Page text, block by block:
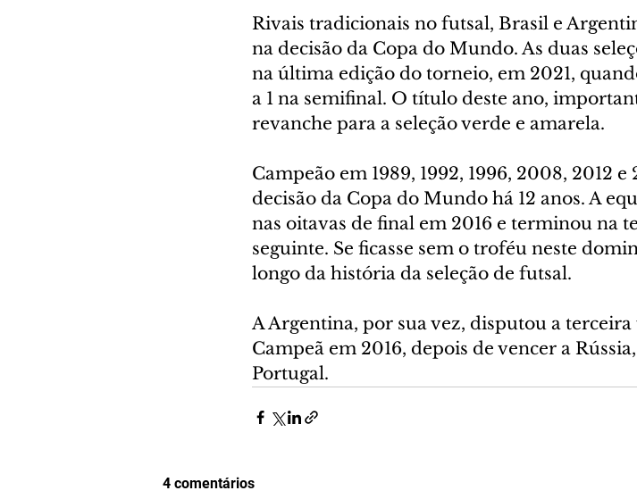
Rivais tradicionais no futsal, Brasil e
na decisão da Copa do Mundo. As duas
na última edição do torneio, em 2021,
a 1 na semifinal. O título deste ano,
revanche para a seleção verde e amarela.
Campeão em 1989, 1992, 1996, 2008, 2012
decisão da Copa do Mundo há 12 anos. A
nas oitavas de final em 2016 e terminou na
seguinte. Se ficasse sem o troféu neste
longo da história da seleção de futsal.
A Argentina, por sua vez, disputou a
Campeã em 2016, depois de vencer a
Portugal.
4 comentários